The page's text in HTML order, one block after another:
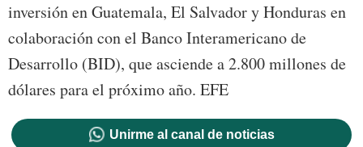
inversión en Guatemala, El Salvador y Honduras en
colaboración con el Banco Interamericano de
Desarrollo (BID), que asciende a 2.800 millones de
dólares para el próximo año. EFE
Unirme al canal de noticias